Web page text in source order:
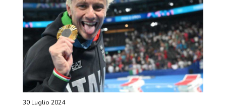
30 Luglio 2024